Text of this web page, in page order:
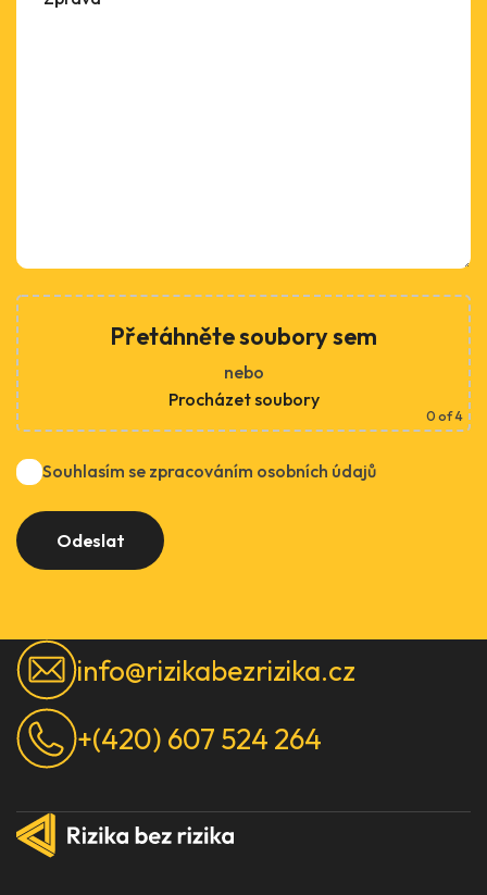
Přetáhněte soubory sem
nebo
Procházet soubory
0 of 4
Souhlasím se zpracováním osobních údajů
info@rizikabezrizika.cz
+(420) 607 524 264